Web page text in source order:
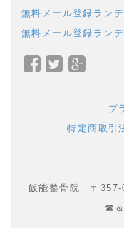
無料メール登録ラン
無料メール登録ラン
Facebook
Twitter
ェ
ェ
プ
特定商取引
飯能整骨院 〒357-
☎